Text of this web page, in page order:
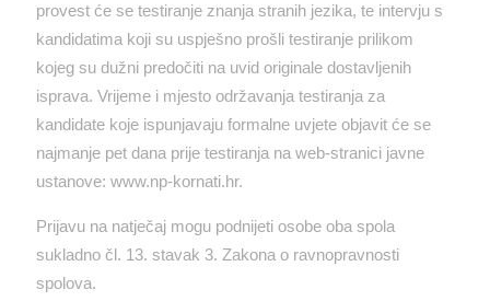
provest će se testiranje znanja stranih jezika, te intervju s
kandidatima koji su uspješno prošli testiranje prilikom
kojeg su dužni predočiti na uvid originale dostavljenih
isprava. Vrijeme i mjesto održavanja testiranja za
kandidate koje ispunjavaju formalne uvjete objavit će se
najmanje pet dana prije testiranja na web-stranici javne
ustanove: www.np-kornati.hr.
Prijavu na natječaj mogu podnijeti osobe oba spola
sukladno čl. 13. stavak 3. Zakona o ravnopravnosti
spolova.